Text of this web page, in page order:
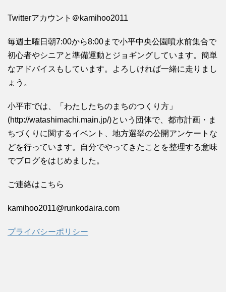
Twitterアカウント＠kamihoo2011
毎週土曜日朝7:00から8:00まで小平中央公園噴水前集合で
初心者やシニアと準備運動とジョギングしています。簡単
なアドバイスもしています。よろしければ一緒に走りまし
ょう。
小平市では、「わたしたちのまちのつくり方」
(http://watashimachi.main.jp/)という団体で、都市計画・ま
ちづくりに関するイベント、地方選挙の公開アンケートな
どを行っています。自分でやってきたことを整理する意味
でブログをはじめました。
ご連絡はこちら
kamihoo2011@runkodaira.com
プライバシーポリシー